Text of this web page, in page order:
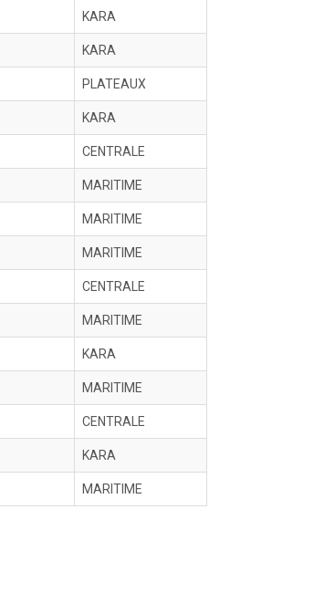
KARA
KARA
PLATEAUX
KARA
CENTRALE
MARITIME
MARITIME
MARITIME
CENTRALE
MARITIME
KARA
MARITIME
CENTRALE
KARA
MARITIME